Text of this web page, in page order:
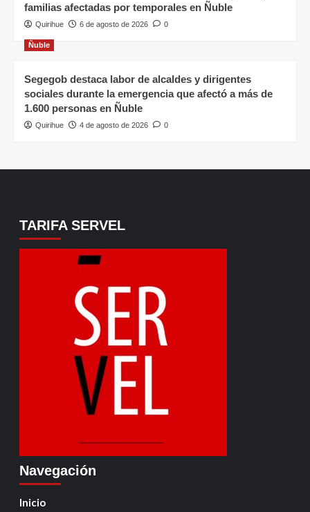
familias afectadas por temporales en Ñuble
Quirihue 6 de agosto de 2026 0
Ñuble
Segegob destaca labor de alcaldes y dirigentes
sociales durante la emergencia que afectó a más de
1.600 personas en Ñuble
Quirihue 4 de agosto de 2026 0
TARIFA SERVEL
Navegación
Inicio